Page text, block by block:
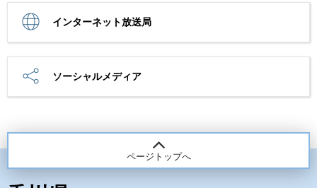
インターネット放送局
ソーシャルメディア
ページトップへ